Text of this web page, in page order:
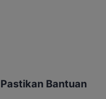
Bantuan